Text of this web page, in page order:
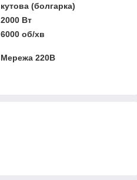
кутова (болгарка)
2000 Вт
6000 об/хв
Мережа 220В